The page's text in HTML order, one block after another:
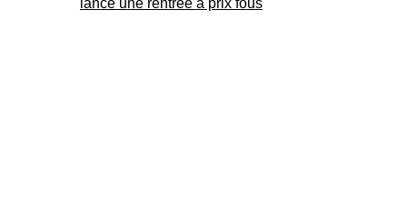
lance une rentrée à prix fous